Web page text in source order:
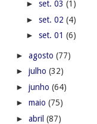
► set. 03 (1)
► set. 02 (4)
► set. 01 (6)
► agosto (77)
► julho (32)
► junho (64)
► maio (75)
► abril (87)